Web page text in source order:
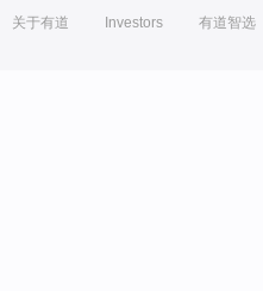
关于有道 Investors 有道智选